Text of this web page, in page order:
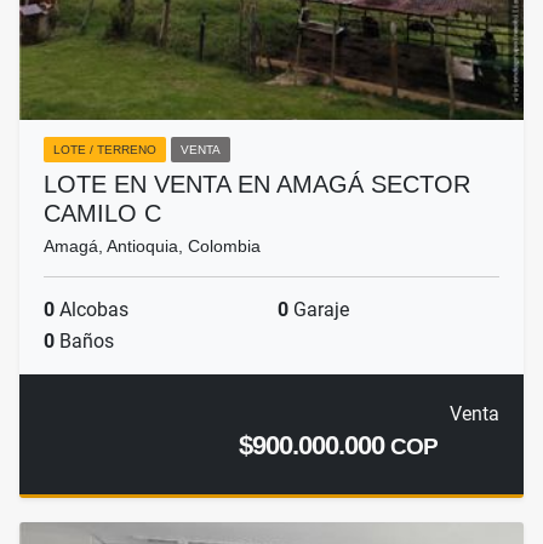
LOTE / TERRENO VENTA
LOTE EN VENTA EN AMAGÁ SECTOR
CAMILO C
Amagá, Antioquia, Colombia
0 Alcobas 0 Garaje
0 Baños
Venta
$900.000.000COP